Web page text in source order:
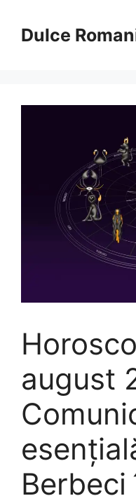
conținutDulce
august